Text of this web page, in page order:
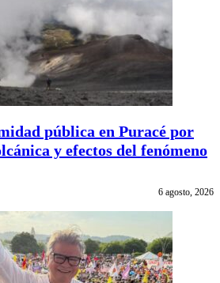
pública en Puracé por
y efectos del fenómeno
6 agosto, 2026